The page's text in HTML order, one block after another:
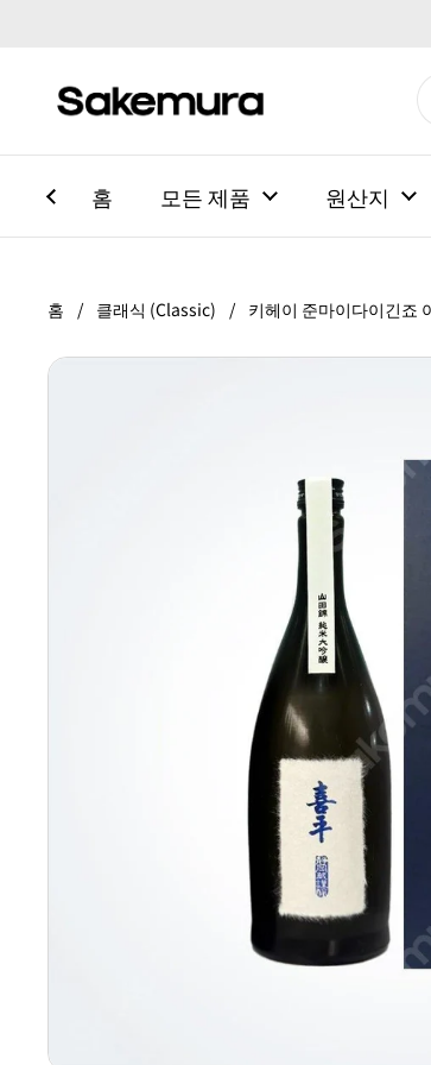
홈 모든 제품 원산지
홈 / 클래식 (Classic) / 키헤이 준마이다이긴죠